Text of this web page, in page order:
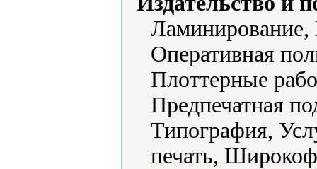
Ламинирование,
Оперативная
Плоттерные
Предпечатная
Типография,
печать,